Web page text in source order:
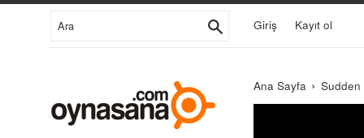
İçeriğe
Giriş Kayıt ol
Ana Sayfa › Sudden